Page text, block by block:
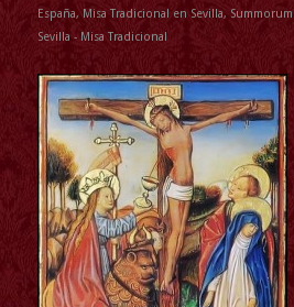
España,Misa Tradicional en Sevilla,
Sevilla - Misa Tradicional